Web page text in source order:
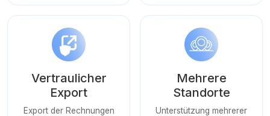
Vertraulicher
Export
Export der Rechnungen
Mehrere
Standorte
Unterstützung mehrerer